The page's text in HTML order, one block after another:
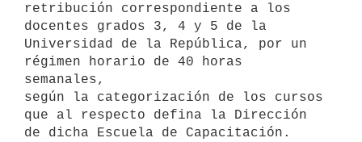
retribución correspondiente a los
docentes grados 3, 4 y 5 de la
Universidad de la República, por un
régimen horario de 40 horas
semanales,
según la categorización de los cursos
que al respecto defina la Dirección
de dicha Escuela de Capacitación.